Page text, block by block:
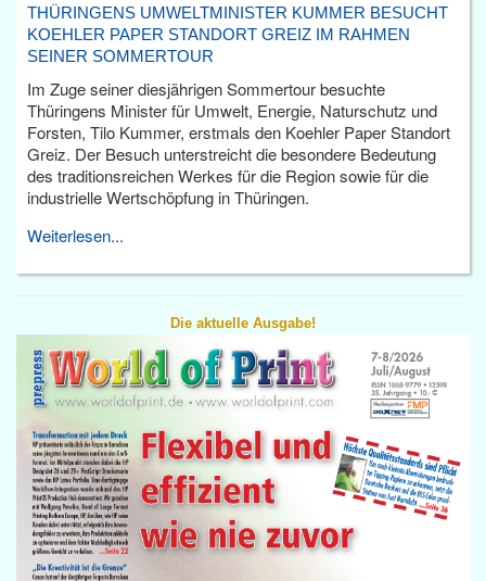
THÜRINGENS UMWELTMINISTER KUMMER BESUCHT
KOEHLER PAPER STANDORT GREIZ IM RAHMEN
SEINER SOMMERTOUR
Im Zuge seiner diesjährigen Sommertour besuchte
Thüringens Minister für Umwelt, Energie, Naturschutz und
Forsten, Tilo Kummer, erstmals den Koehler Paper Standort
Greiz. Der Besuch unterstreicht die besondere Bedeutung
des traditionsreichen Werkes für die Region sowie für die
industrielle Wertschöpfung in Thüringen.
Weiterlesen...
Die aktuelle Ausgabe!